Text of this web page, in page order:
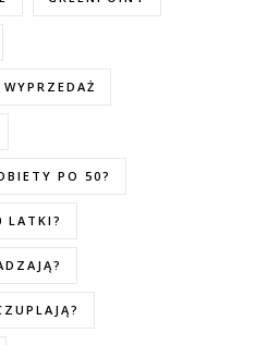
PO 50?
LATKI?